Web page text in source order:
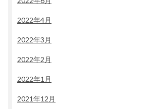
2022年4月
2022年3月
2022年2月
2022年1月
2021年12月